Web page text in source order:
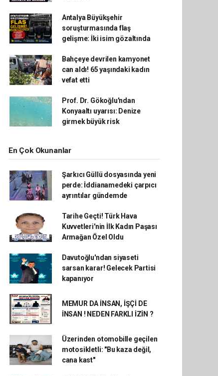
Antalya Büyükşehir
soruşturmasında flaş
gelişme: İki isim gözaltında
Bahçeye devrilen kamyonet
can aldı! 65 yaşındaki kadın
vefat etti
Prof. Dr. Gökoğlu'ndan
Konyaaltı uyarısı: Denize
girmek büyük risk
En Çok Okunanlar
Şarkıcı Güllü dosyasında yeni
perde: İddianamedeki çarpıcı
ayrıntılar gündemde
Tarihe Geçti! Türk Hava
Kuvvetleri'nin İlk Kadın Paşası
Armağan Özel Oldu
Davutoğlu'ndan siyaseti
sarsan karar! Gelecek Partisi
kapanıyor
MEMUR DA İNSAN, İŞÇİ DE
İNSAN ! NEDEN FARKLI İZİN ?
Üzerinden otomobille geçilen
motosikletli: "Bu kaza değil,
cana kast"